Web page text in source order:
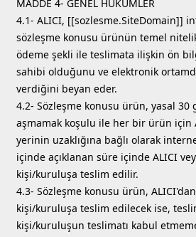
MADDE 4- GENEL HÜKÜMLER
4.1- ALICI, [[sozlesme.SiteDomain]]
sözleşme konusu ürünün temel
ödeme şekli ile teslimata ilişkin ön
sahibi olduğunu ve elektronik
verdiğini beyan eder.
4.2- Sözleşme konusu ürün, yasal 30
aşmamak koşulu ile her bir ürün için
yerinin uzaklığına bağlı olarak
içinde açıklanan süre içinde ALICI
kişi/kuruluşa teslim edilir.
4.3- Sözleşme konusu ürün,
kişi/kuruluşa teslim edilecek ise,
kişi/kuruluşun teslimatı kabul